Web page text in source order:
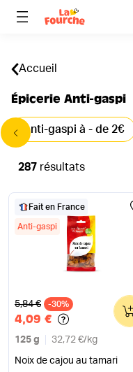
Accueil
Épicerie Anti-gaspi
Anti-gaspi à - de 2€
287 résultats
Fait en France
Anti-gaspi
Ancien prix
5,84 € -30%
4,09 €
125 g 32,72 €/ kg
Noix de cajou au tamari
0